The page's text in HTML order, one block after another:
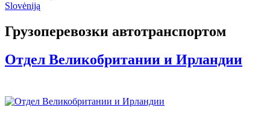
Грузоперевозки автотранспортом
Отдел Великобритании и Ирландии